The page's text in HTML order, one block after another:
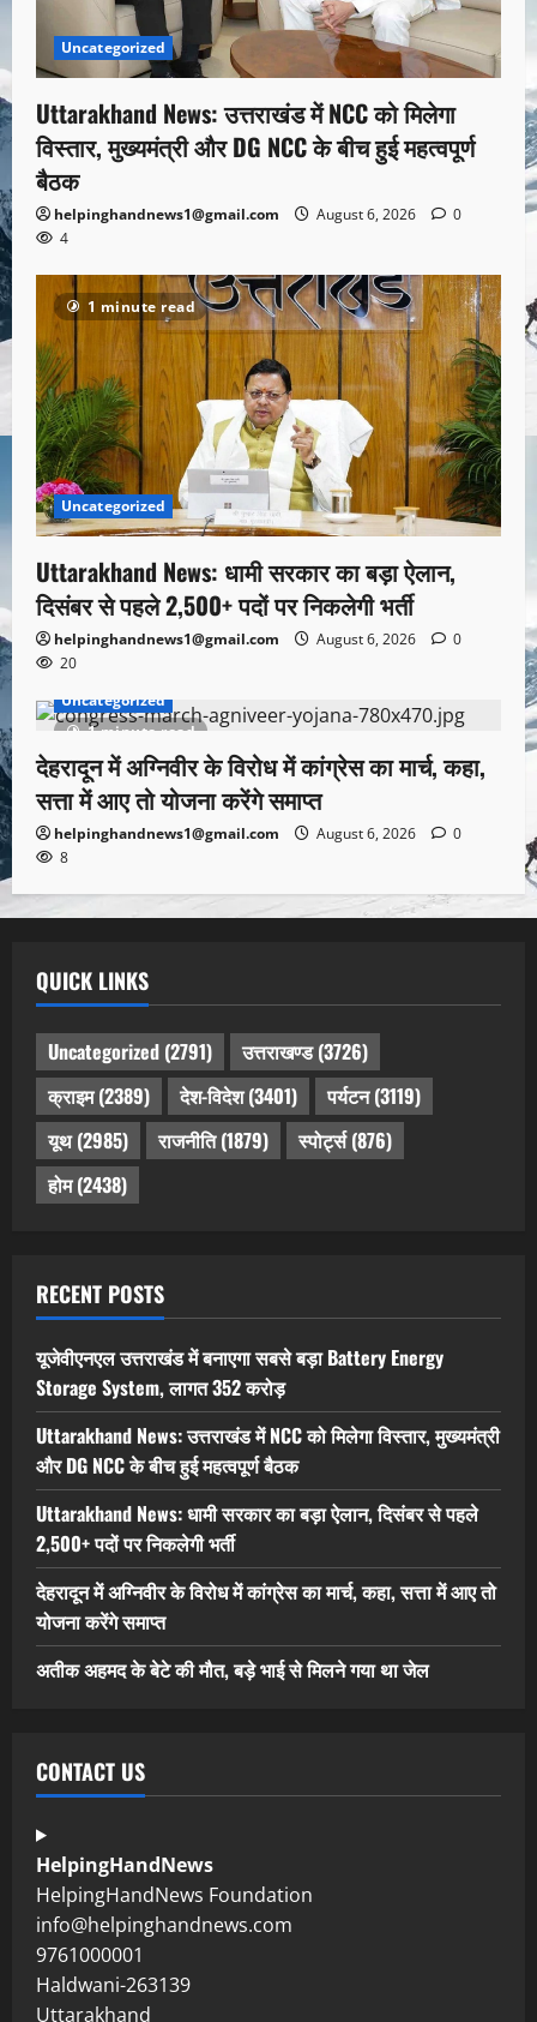
Uncategorized
Uttarakhand News: उत्तराखंड में NCC को मिलेगा
विस्तार, मुख्यमंत्री और DG NCC के बीच हुई महत्वपूर्ण
बैठक
helpinghandnews1@gmail.com August 6, 2026
0
4
1 minute read
Uncategorized
Uttarakhand News: धामी सरकार का बड़ा ऐलान,
दिसंबर से पहले 2,500+ पदों पर निकलेगी भर्ती
helpinghandnews1@gmail.com August 6, 2026
0
20
1 minute read
Uncategorized
देहरादून में अग्निवीर के विरोध में कांग्रेस का मार्च, कहा,
सत्ता में आए तो योजना करेंगे समाप्त
helpinghandnews1@gmail.com August 6, 2026
0
8
QUICK LINKS
Uncategorized (2791) उत्तराखण्ड(3726)
क्राइम(2389) देश-विदेश(3401) पर्यटन(3119)
यूथ(2985) राजनीति(1879) स्पोर्ट्स(876)
होम(2438)
RECENT POSTS
यूजेवीएनएल उत्तराखंड में बनाएगा सबसे बड़ा Battery Energy
Storage System, लागत 352 करोड़
Uttarakhand News: उत्तराखंड में NCC को मिलेगा विस्तार, मुख्यमंत्री
और DG NCC के बीच हुई महत्वपूर्ण बैठक
Uttarakhand News: धामी सरकार का बड़ा ऐलान, दिसंबर से पहले
2,500+ पदों पर निकलेगी भर्ती
देहरादून में अग्निवीर के विरोध में कांग्रेस का मार्च, कहा, सत्ता में आए तो
योजना करेंगे समाप्त
अतीक अहमद के बेटे की मौत, बड़े भाई से मिलने गया था जेल
CONTACT US
HelpingHandNews
HelpingHandNews Foundation
info@helpinghandnews.com
9761000001
Haldwani-263139
Uttarakhand